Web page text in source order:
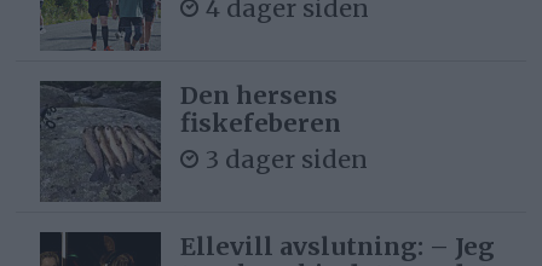
4 dager siden
Den hersens
fiskefeberen
3 dager siden
Ellevill avslutning: – Jeg